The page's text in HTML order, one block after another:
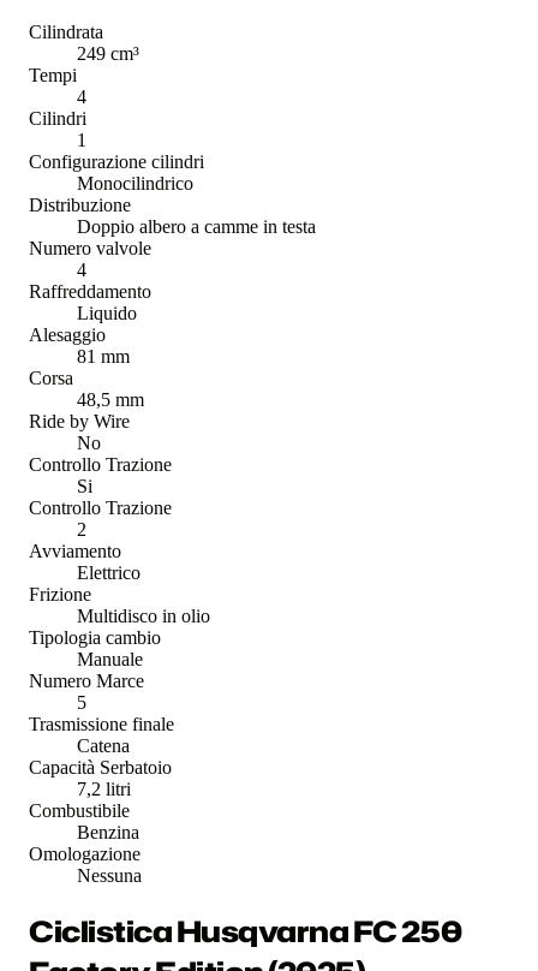
Cilindrata
249 cm³
Tempi
4
Cilindri
1
Configurazione cilindri
Monocilindrico
Distribuzione
Doppio albero a camme in testa
Numero valvole
4
Raffreddamento
Liquido
Alesaggio
81 mm
Corsa
48,5 mm
Ride by Wire
No
Controllo Trazione
Si
Controllo Trazione
2
Avviamento
Elettrico
Frizione
Multidisco in olio
Tipologia cambio
Manuale
Numero Marce
5
Trasmissione finale
Catena
Capacità Serbatoio
7,2 litri
Combustibile
Benzina
Omologazione
Nessuna
Ciclistica Husqvarna FC 250